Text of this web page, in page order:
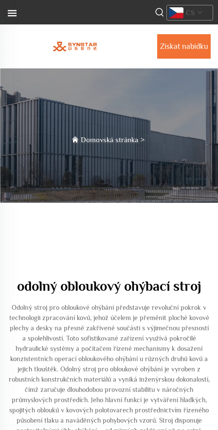
Získat nabídku
CS
Domovská stránka >
odolný obloukový ohýbací stroj
Odolný stroj pro obloukové ohýbání představuje revoluční pokrok v
technologii zpracování kovů, jehož účelem je přeměnit ploché kovové
plechy a desky na přesně zakřivené součásti s výjimečnou přesností
a spolehlivostí. Toto sofistikované zařízení využívá pokročilé
hydraulické systémy a počítačem řízené mechanismy k dosažení
konzistentních operací obloukového ohýbání u různých druhů kovů a
jejich tlouštěk. Odolný stroj pro obloukové ohýbání je vyroben z
robustních konstrukčních materiálů a vyniká inženýrskou dokonalostí,
čímž zaručuje dlouhodobou provozní stabilitu v náročných
průmyslových prostředích. Jeho hlavní funkcí je vytváření hladkých,
spojitých oblouků v kovových polotovarech prostřednictvím řízeného
působení tlaku a naváděných pohybových vzorů. Stroj disponuje